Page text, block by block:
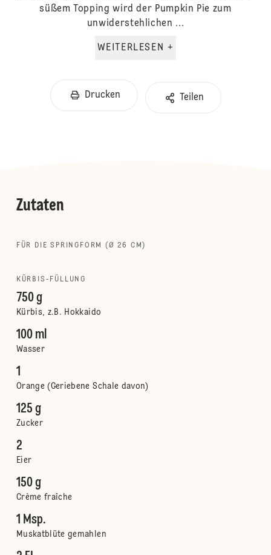
süßem Topping wird der Pumpkin Pie zum
unwiderstehlichen ...
WEITERLESEN +
Drucken Teilen
Zutaten
FÜR DIE SPRINGFORM (Ø 26 CM)
KÜRBIS-FÜLLUNG
750 g
Kürbis, z.B. Hokkaido
100 ml
Wasser
1
Orange (Geriebene Schale davon)
125 g
Zucker
2
Eier
150 g
Crème fraîche
1 Msp.
Muskatblüte gemahlen